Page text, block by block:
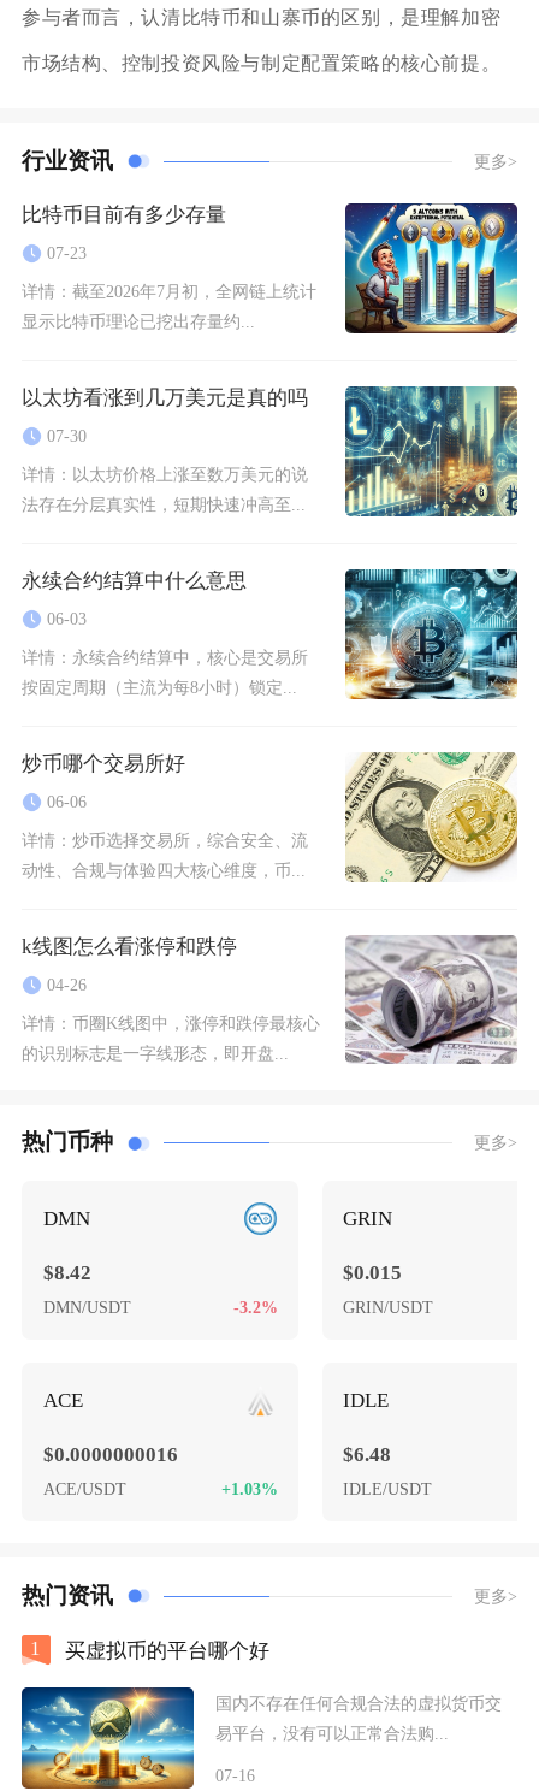
参与者而言，认清比特币和山寨币的区别，是理解加密
市场结构、控制投资风险与制定配置策略的核心前提。
行业资讯 更多>
比特币目前有多少存量
07-23
详情： 截至2026年7月初，全网链上统计
显示比特币理论已挖出存量约...
以太坊看涨到几万美元是真的吗
07-30
详情： 以太坊价格上涨至数万美元的说
法存在分层真实性，短期快速冲高至...
永续合约结算中什么意思
06-03
详情： 永续合约结算中，核心是交易所
按固定周期（主流为每8小时）锁定...
炒币哪个交易所好
06-06
详情： 炒币选择交易所，综合安全、流
动性、合规与体验四大核心维度，币...
k线图怎么看涨停和跌停
04-26
详情： 币圈K线图中，涨停和跌停最核心
的识别标志是一字线形态，即开盘...
热门币种 更多>
DMN
$8.42
DMN/USDT -3.2%
ACE
$0.0000000016
ACE/USDT +1.03%
GRIN
$0.015
GRIN/USDT
IDLE
$6.48
IDLE/USDT
热门资讯 更多>
1 买虚拟币的平台哪个好
国内不存在任何合规合法的虚拟货币交
易平台，没有可以正常合法购...
07-16